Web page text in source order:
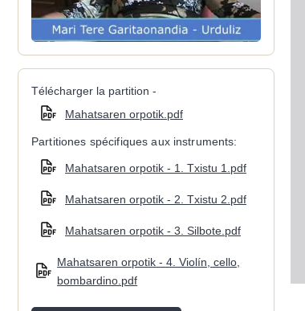
Télécharger la partition -
Mahatsaren orpotik.pdf
Partitiones spécifiques aux instruments:
Mahatsaren orpotik - 1. Txistu 1.pdf
Mahatsaren orpotik - 2. Txistu 2.pdf
Mahatsaren orpotik - 3. Silbote.pdf
Mahatsaren orpotik - 4. Violín, cello,
bombardino.pdf